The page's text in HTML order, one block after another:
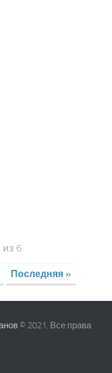
из 6
Последняя »
© 2021. Все права